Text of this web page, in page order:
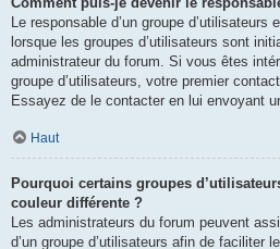
Le responsable d’un groupe d’utilisateurs
lorsque les groupes d’utilisateurs sont
administrateur du forum. Si vous êtes
groupe d’utilisateurs, votre premier
Essayez de le contacter en lui envoyant
Haut
Pourquoi certains groupes
couleur différente ?
Les administrateurs du forum peuvent
d’un groupe d’utilisateurs afin de faciliter